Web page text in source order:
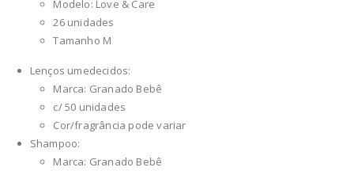
Modelo: Love & Care
26 unidades
Tamanho M
Lenços umedecidos:
Marca: Granado Bebê
c/ 50 unidades
Cor/fragrância pode variar
Shampoo:
Marca: Granado Bebê